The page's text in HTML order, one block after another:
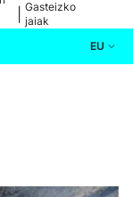
Gasteizko
jaiak
EU